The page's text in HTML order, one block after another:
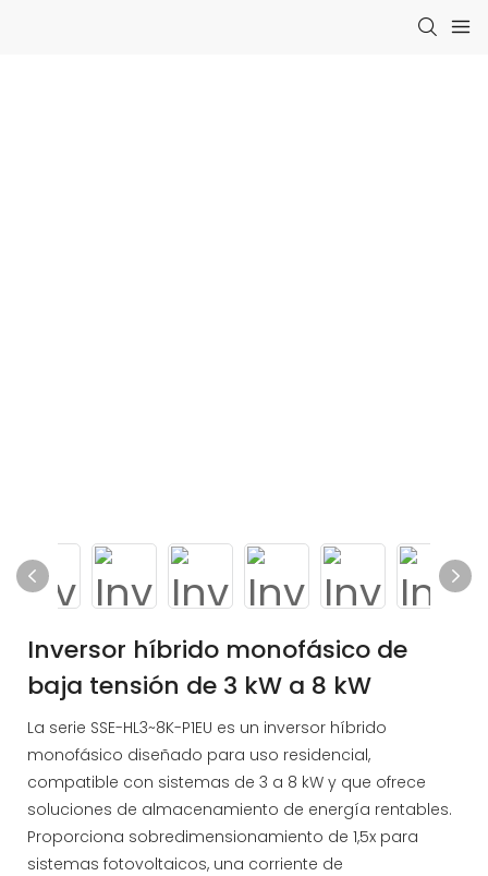
Inversor híbrido monofásico de
baja tensión de 3 kW a 8 kW
La serie SSE-HL3~8K-P1EU es un inversor híbrido
monofásico diseñado para uso residencial,
compatible con sistemas de 3 a 8 kW y que ofrece
soluciones de almacenamiento de energía rentables.
Proporciona sobredimensionamiento de 1,5x para
sistemas fotovoltaicos, una corriente de